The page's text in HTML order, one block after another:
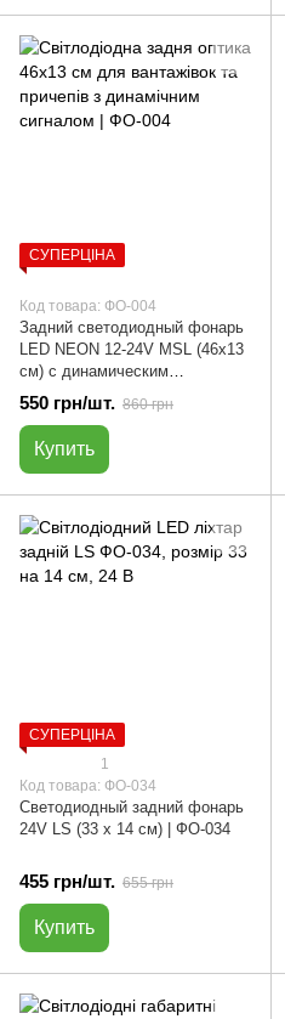
СУПЕРЦІНА
Код товара: ФО-004
Задний светодиодный фонарь
LED NEON 12-24V MSL (46x13
см) с динамическим
поворотником | ФО-004
550 грн/шт. 860 грн
Купить
СУПЕРЦІНА
1
Код товара: ФО-034
Светодиодный задний фонарь
24V LS (33 х 14 см) | ФО-034
455 грн/шт. 655 грн
Купить